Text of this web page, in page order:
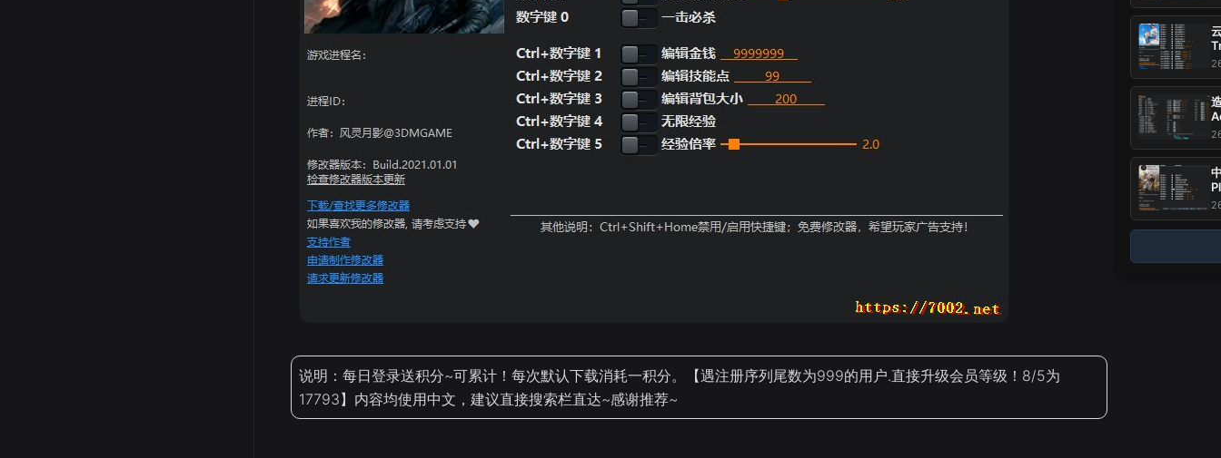
说明：每日登录送积分~可累计！每次默认下载消耗一积分。【遇注册序列尾数为999的用户.直接升级会员等级！8/5为
17793】内容均使用中文，建议直接搜索栏直达~感谢推荐~